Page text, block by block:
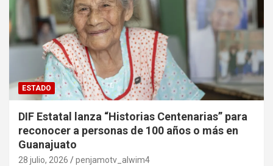
ESTADO
DIF Estatal lanza “Historias Centenarias” para
reconocer a personas de 100 años o más en
Guanajuato
28 julio, 2026 penjamotv_alwim4